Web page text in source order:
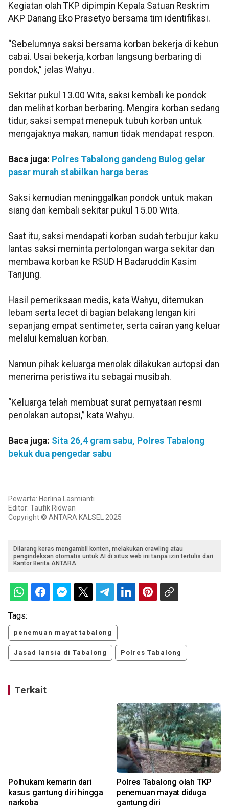
Kegiatan olah TKP dipimpin Kepala Satuan Reskrim
AKP Danang Eko Prasetyo bersama tim identifikasi.
“Sebelumnya saksi bersama korban bekerja di kebun
cabai. Usai bekerja, korban langsung berbaring di
pondok,” jelas Wahyu.
Sekitar pukul 13.00 Wita, saksi kembali ke pondok
dan melihat korban berbaring. Mengira korban sedang
tidur, saksi sempat menepuk tubuh korban untuk
mengajaknya makan, namun tidak mendapat respon.
Baca juga: Polres Tabalong gandeng Bulog gelar
pasar murah stabilkan harga beras
Saksi kemudian meninggalkan pondok untuk makan
siang dan kembali sekitar pukul 15.00 Wita.
Saat itu, saksi mendapati korban sudah terbujur kaku
lantas saksi meminta pertolongan warga sekitar dan
membawa korban ke RSUD H Badaruddin Kasim
Tanjung.
Hasil pemeriksaan medis, kata Wahyu, ditemukan
lebam serta lecet di bagian belakang lengan kiri
sepanjang empat sentimeter, serta cairan yang keluar
melalui kemaluan korban.
Namun pihak keluarga menolak dilakukan autopsi dan
menerima peristiwa itu sebagai musibah.
“Keluarga telah membuat surat pernyataan resmi
penolakan autopsi,” kata Wahyu.
Baca juga: Sita 26,4 gram sabu, Polres Tabalong
bekuk dua pengedar sabu
Pewarta: Herlina Lasmianti
Editor: Taufik Ridwan
Copyright © ANTARA KALSEL 2025
Dilarang keras mengambil konten, melakukan crawling atau
pengindeksan otomatis untuk AI di situs web ini tanpa izin tertulis dari
Kantor Berita ANTARA.
Tags:
penemuan mayat tabalong
Jasad lansia di Tabalong Polres Tabalong
Terkait
Polhukam kemarin dari
kasus gantung diri hingga
narkoba
Polres Tabalong olah TKP
penemuan mayat diduga
gantung diri